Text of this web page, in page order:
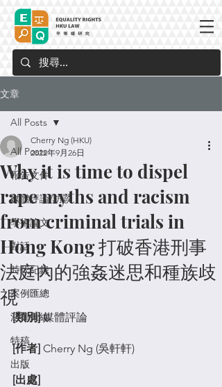
文章
All Posts
報告文件
媒體評論/訪談
學術論文
對話
時代紀錄
案例匯總
法律彙編
特稿
出版
All Posts
Why it is time to dispel
rape myths and racism
from criminal trials in
Hong Kong 打破香港刑事
法庭內的強姦迷思和種族歧
視
Cherry Ng (HKU)
2022年9月26日
[類別] 媒體評論
[作者] Cherry Ng (吳軒軒)
[出處]